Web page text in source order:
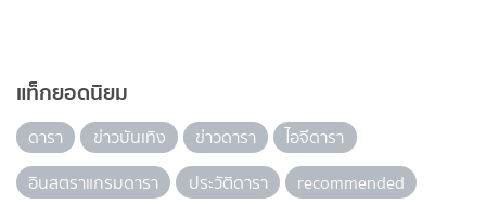
แท็กยอดนิยม
ดารา ข่าวบันเทิง ข่าวดารา
ไอจีดารา
อินสตราแกรมดารา
ประวัติดารา
recommended